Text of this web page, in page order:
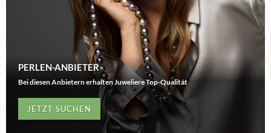
PERLEN-ANBIETER
Bei diesen Anbietern erhalten Juweliere Top-Qualität
JETZT SUCHEN